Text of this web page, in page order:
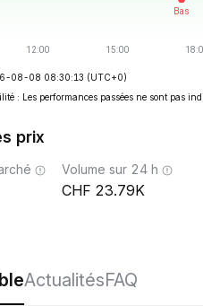
08-08 08:30:13 (UTC+0)
: Les performances passées ne sont pas
prix
Volume sur 24 h
23.79K
ActualitésFAQ